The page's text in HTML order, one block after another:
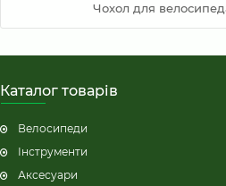
Чохол для
Каталог товарів
Велосипеди
Інструменти
Аксесуари